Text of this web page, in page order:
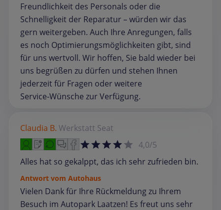
Freundlichkeit des Personals oder die
Schnelligkeit der Reparatur – würden wir das
gern weitergeben. Auch Ihre Anregungen, falls
es noch Optimierungsmöglichkeiten gibt, sind
für uns wertvoll. Wir hoffen, Sie bald wieder bei
uns begrüßen zu dürfen und stehen Ihnen
jederzeit für Fragen oder weitere
Service‑Wünsche zur Verfügung.
Claudia B. Werkstatt Seat
4,0/5
Alles hat so gekalppt, das ich sehr zufrieden bin.
Antwort vom Autohaus
Vielen Dank für Ihre Rückmeldung zu Ihrem
Besuch im Autopark Laatzen! Es freut uns sehr